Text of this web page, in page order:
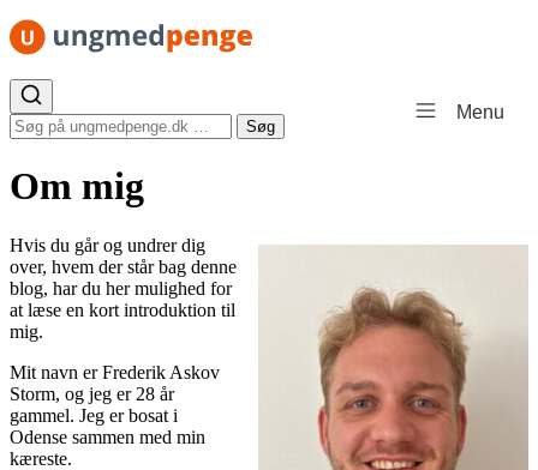
Spring til indhold
Menu
Søg efter: Søg
Om mig
Hvis du går og undrer dig
over, hvem der står bag denne
blog, har du her mulighed for
at læse en kort introduktion til
mig.
Mit navn er Frederik Askov
Storm, og jeg er 28 år
gammel. Jeg er bosat i
Odense sammen med min
kæreste.